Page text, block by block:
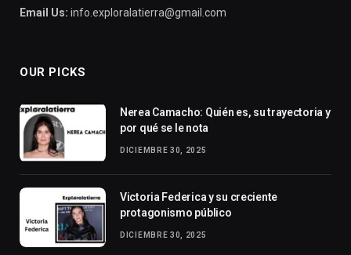
Email Us: info.exploralatierra@gmail.com
OUR PICKS
Nerea Camacho: Quién es, su trayectoria y
por qué se le nota
DICIEMBRE 30, 2025
Victoria Federica y su creciente
protagonismo público
DICIEMBRE 30, 2025